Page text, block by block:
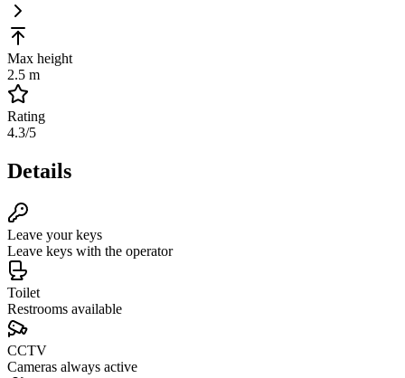
Max height
2.5 m
Rating
4.3/5
Details
Leave your keys
Leave keys with the operator
Toilet
Restrooms available
CCTV
Cameras always active